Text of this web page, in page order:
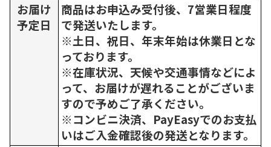
お届け
予定日
商品はお申込み受付後、7営業日程度
で発送いたします。
※土日、祝日、年末年始は休業日とな
っております。
※在庫状況、天候や交通事情などによ
って、お届けが遅れることがございま
すので予めご了承ください。
※コンビニ決済、PayEasyでのお支払
いはご入金確認後の発送となります。